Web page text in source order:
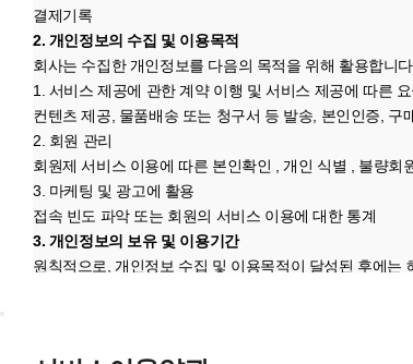
결제기록
2. 개인정보의 수집 및 이용목적
회사는 수집한 개인정보를 다음의 목적을 위해 활용합니다.
1. 서비스 제공에 관한 계약 이행 및 서비스 제공에 따른
컨텐츠 제공, 물품배송 또는 청구서 등 발송, 본인인증, 구
2. 회원 관리
회원제 서비스 이용에 따른 본인확인 , 개인 식별 , 불량
3. 마케팅 및 광고에 활용
접속 빈도 파악 또는 회원의 서비스 이용에 대한 통계
3. 개인정보의 보유 및 이용기간
원칙적으로, 개인정보 수집 및 이용목적이 달성된 후에는